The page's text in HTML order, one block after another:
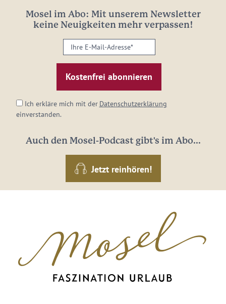
Mosel im Abo: Mit unserem Newsletter
keine Neuigkeiten mehr verpassen!
Ihre
E-
Mail-
Adresse:
Ich erkläre mich mit der Datenschutzerklärung
einverstanden.
Auch den Mosel-Podcast gibt's im Abo...
Jetzt reinhören!